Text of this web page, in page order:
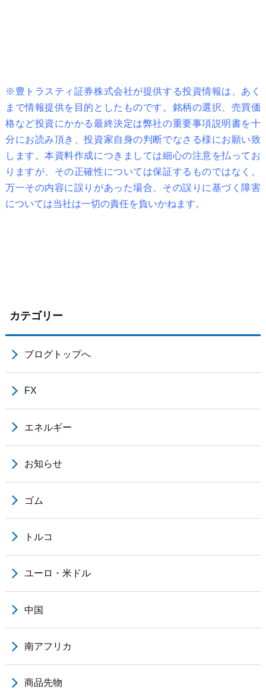
※豊トラスティ証券株式会社が提供する投資情報は、あく
まで情報提供を目的としたものです。銘柄の選択、売買価
格など投資にかかる最終決定は弊社の重要事項説明書を十
分にお読み頂き、投資家自身の判断でなさる様にお願い致
します。本資料作成につきましては細心の注意を払ってお
りますが、その正確性については保証するものではなく、
万一その内容に誤りがあった場合、その誤りに基づく障害
については当社は一切の責任を負いかねます。
カテゴリー
ブログトップへ
FX
エネルギー
お知らせ
ゴム
トルコ
ユーロ・米ドル
中国
南アフリカ
商品先物